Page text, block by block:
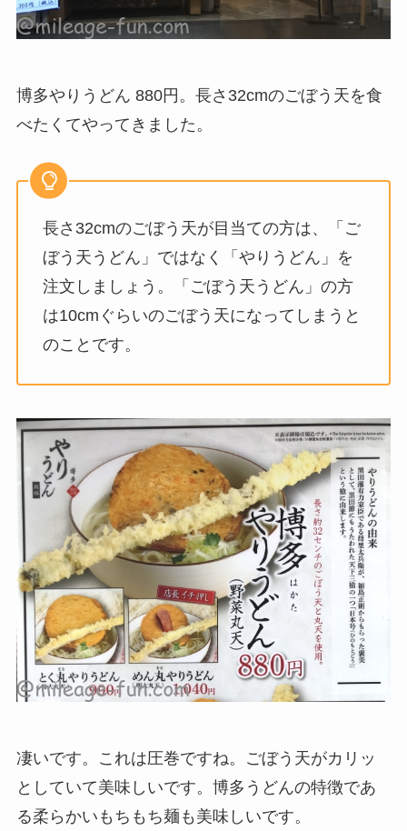
博多やりうどん 880円。長さ32cmのごぼう天を食
べたくてやってきました。
長さ32cmのごぼう天が目当ての方は、「ご
ぼう天うどん」ではなく「やりうどん」を
注文しましょう。「ごぼう天うどん」の方
は10cmぐらいのごぼう天になってしまうと
のことです。
凄いです。これは圧巻ですね。ごぼう天がカリッ
としていて美味しいです。博多うどんの特徴であ
る柔らかいもちもち麺も美味しいです。